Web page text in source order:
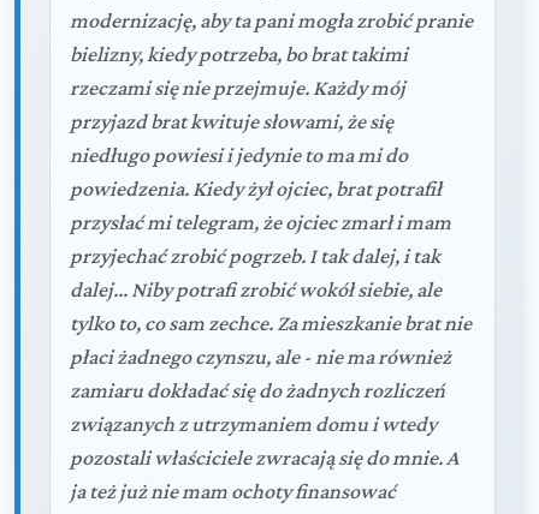
modernizację, aby ta pani mogła zrobić pranie
bielizny, kiedy potrzeba, bo brat takimi
rzeczami się nie przejmuje. Każdy mój
przyjazd brat kwituje słowami, że się
niedługo powiesi i jedynie to ma mi do
powiedzenia. Kiedy żył ojciec, brat potrafił
przysłać mi telegram, że ojciec zmarł i mam
przyjechać zrobić pogrzeb. I tak dalej, i tak
dalej... Niby potrafi zrobić wokół siebie, ale
tylko to, co sam zechce. Za mieszkanie brat nie
płaci żadnego czynszu, ale - nie ma również
zamiaru dokładać się do żadnych rozliczeń
związanych z utrzymaniem domu i wtedy
pozostali właściciele zwracają się do mnie. A
ja też już nie mam ochoty finansować